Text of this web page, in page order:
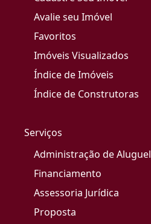
Avalie seu Imóvel
Favoritos
Imóveis Visualizados
Índice de Imóveis
Índice de Construtoras
Serviços
Administração de Aluguel
Financiamento
Assessoria Jurídica
Proposta